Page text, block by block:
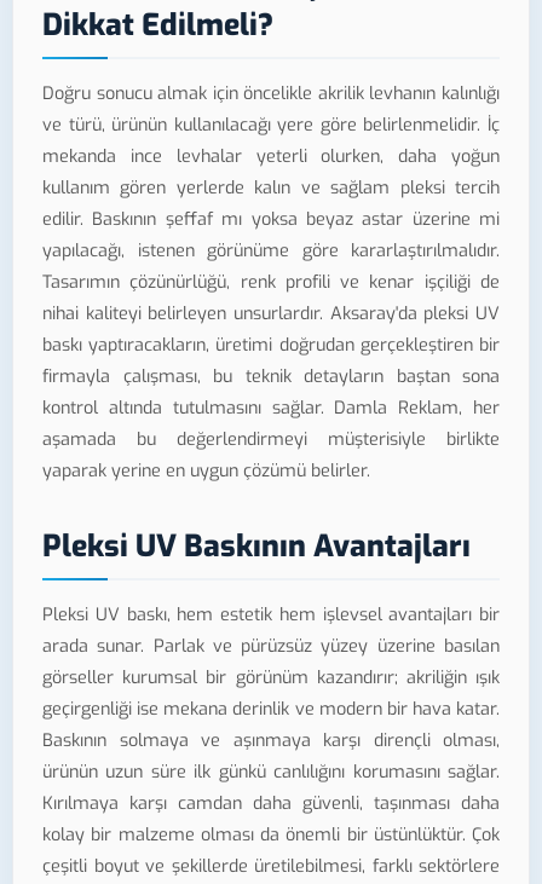
Dikkat Edilmeli?
Doğru sonucu almak için öncelikle akrilik levhanın kalınlığı
ve türü, ürünün kullanılacağı yere göre belirlenmelidir. İç
mekanda ince levhalar yeterli olurken, daha yoğun
kullanım gören yerlerde kalın ve sağlam pleksi tercih
edilir. Baskının şeffaf mı yoksa beyaz astar üzerine mi
yapılacağı, istenen görünüme göre kararlaştırılmalıdır.
Tasarımın çözünürlüğü, renk profili ve kenar işçiliği de
nihai kaliteyi belirleyen unsurlardır. Aksaray'da pleksi UV
baskı yaptıracakların, üretimi doğrudan gerçekleştiren bir
firmayla çalışması, bu teknik detayların baştan sona
kontrol altında tutulmasını sağlar. Damla Reklam, her
aşamada bu değerlendirmeyi müşterisiyle birlikte
yaparak yerine en uygun çözümü belirler.
Pleksi UV Baskının Avantajları
Pleksi UV baskı, hem estetik hem işlevsel avantajları bir
arada sunar. Parlak ve pürüzsüz yüzey üzerine basılan
görseller kurumsal bir görünüm kazandırır; akriliğin ışık
geçirgenliği ise mekana derinlik ve modern bir hava katar.
Baskının solmaya ve aşınmaya karşı dirençli olması,
ürünün uzun süre ilk günkü canlılığını korumasını sağlar.
Kırılmaya karşı camdan daha güvenli, taşınması daha
kolay bir malzeme olması da önemli bir üstünlüktür. Çok
çeşitli boyut ve şekillerde üretilebilmesi, farklı sektörlere